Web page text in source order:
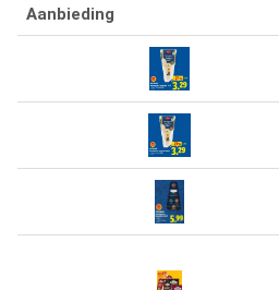
Aanbieding